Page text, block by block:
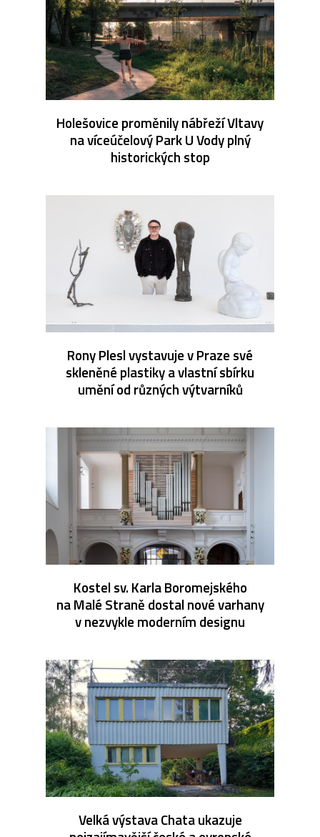
Holešovice proměnily nábřeží Vltavy
na víceúčelový Park U Vody plný
historických stop
Rony Plesl vystavuje v Praze své
skleněné plastiky a vlastní sbírku
umění od různých výtvarníků
Kostel sv. Karla Boromejského
na Malé Straně dostal nové varhany
v nezvykle moderním designu
Velká výstava Chata ukazuje